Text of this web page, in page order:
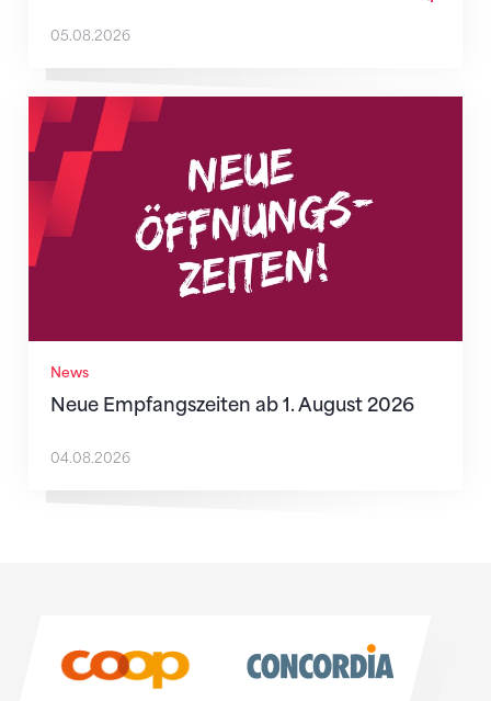
05.08.2026
News
Neue Empfangszeiten ab 1. August 2026
Neue Empfangszeiten ab 1. August 2026
04.08.2026